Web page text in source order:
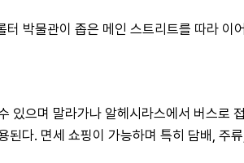
박물관이 좁은 메인 스트리트를 따라 이
있으며 말라가나 알헤시라스에서 버스로
된다. 면세 쇼핑이 가능하며 특히 담배,